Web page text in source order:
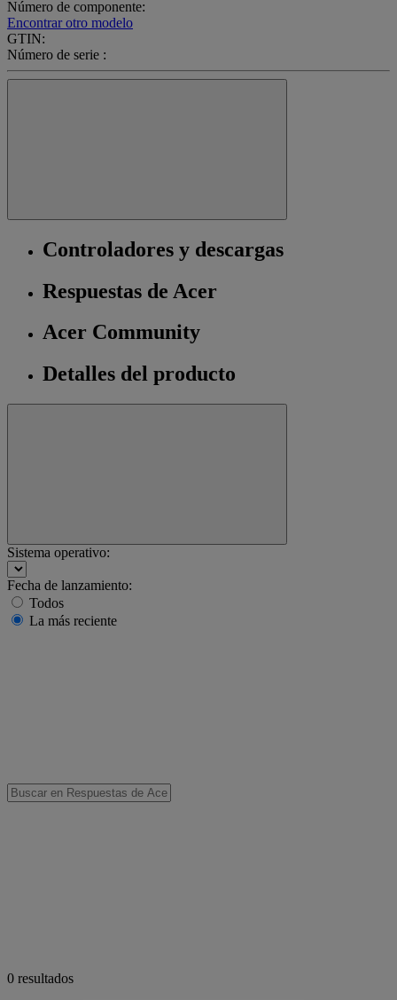
Número de componente:
Encontrar otro modelo
GTIN:
Número de serie :
Controladores y descargas
Respuestas de Acer
Acer Community
Detalles del producto
Sistema operativo:
Fecha de lanzamiento:
Todos
La más reciente
0 resultados